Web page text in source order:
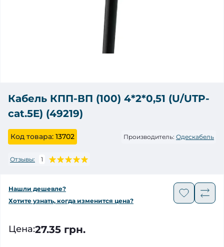
Кабель КПП-ВП (100) 4*2*0,51 (U/UTP-
cat.5E) (49219)
Код товара: 13702 Производитель: Одескабель
Отзывы: 1
Нашли дешевле?
Хотите узнать, когда изменится цена?
Цена:27.35 грн.